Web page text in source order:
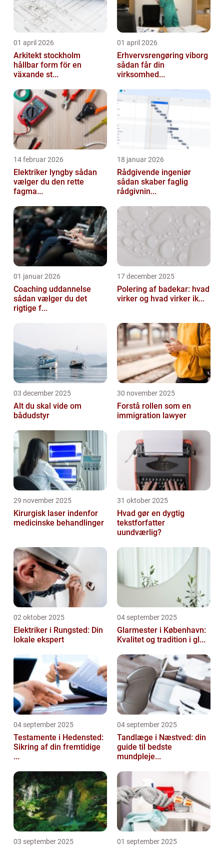
01 april 2026
Arkitekt stockholm
hållbar form för en
växande st...
01 april 2026
Erhvervsrengøring viborg
sådan får din
virksomhed...
14 februar 2026
Elektriker lyngby sådan
vælger du den rette
fagma...
18 januar 2026
Rådgivende ingeniør
sådan skaber faglig
rådgivnin...
01 januar 2026
Coaching uddannelse
sådan vælger du det
rigtige f...
17 december 2025
Polering af badekar: hvad
virker og hvad virker ik...
03 december 2025
Alt du skal vide om
bådudstyr
30 november 2025
Forstå rollen som en
immigration lawyer
29 november 2025
Kirurgisk laser indenfor
medicinske behandlinger
31 oktober 2025
Hvad gør en dygtig
tekstforfatter
uundværlig?
02 oktober 2025
Elektriker i Rungsted: Din
lokale ekspert
04 september 2025
Glarmester i København:
Kvalitet og tradition i gl...
04 september 2025
Testamente i Hedensted:
Sikring af din fremtidige
...
04 september 2025
Tandlæge i Næstved: din
guide til bedste
mundpleje...
03 september 2025 01 september 2025